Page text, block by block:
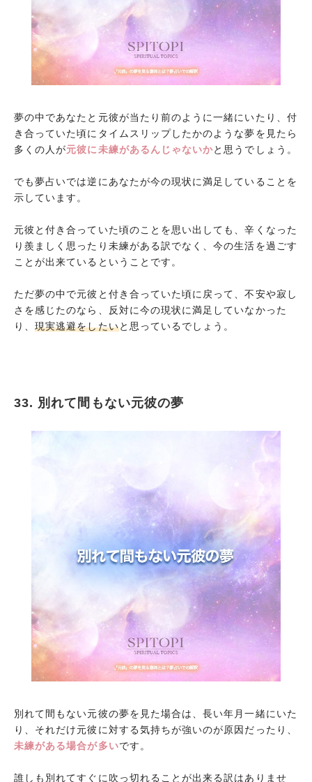
夢の中であなたと元彼が当たり前のように一緒にいたり、付
き合っていた頃にタイムスリップしたかのような夢を見たら
多くの人が元彼に未練があるんじゃないかと思うでしょう。
でも夢占いでは逆にあなたが今の現状に満足していることを
示しています。
元彼と付き合っていた頃のことを思い出しても、辛くなった
り羨ましく思ったり未練がある訳でなく、今の生活を過ごす
ことが出来ているということです。
ただ夢の中で元彼と付き合っていた頃に戻って、不安や寂し
さを感じたのなら、反対に今の現状に満足していなかった
り、現実逃避をしたいと思っているでしょう。
33. 別れて間もない元彼の夢
別れて間もない元彼の夢を見た場合は、長い年月一緒にいた
り、それだけ元彼に対する気持ちが強いのが原因だったり、
未練がある場合が多いです。
誰しも別れてすぐに吹っ切れることが出来る訳はありませ